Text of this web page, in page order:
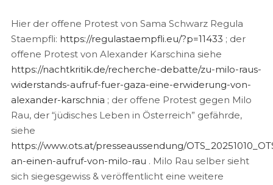
Hier der offene Protest von Sama Schwarz Regula
Staempfli: https://regulastaempfli.eu/?p=11433 ; der
offene Protest von Alexander Karschina siehe
https://nachtkritik.de/recherche-debatte/zu-milo-raus-
widerstands-aufruf-fuer-gaza-eine-erwiderung-von-
alexander-karschnia ; der offene Protest gegen Milo
Rau, der “jüdisches Leben in Österreich” gefährde,
siehe
https://www.ots.at/presseaussendung/
an-einen-aufruf-von-milo-rau . Milo Rau selber sieht
sich siegesgewiss & veröffentlicht eine weitere